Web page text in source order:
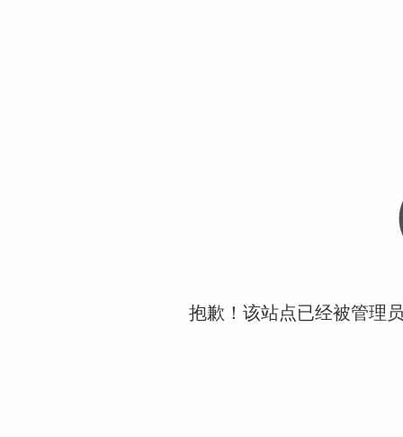
抱歉！该站点已经被管理